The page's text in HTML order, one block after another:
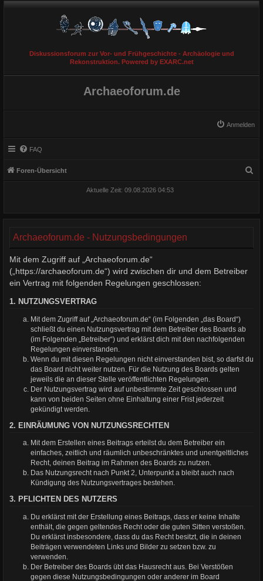
Diskussionsforum zur Vor- und Frühgeschichte - Archäologie und
Rekonstruktion. Powered by EXARC.net
Archaeoforum.de
Anmelden
FAQ
Foren-Übersicht
Aktuelle Zeit: 09.08.2026 04:53
Archaeoforum.de - Nutzungsbedingungen
Mit dem Zugriff auf „Archaeoforum.de“
(„https://archaeoforum.de“) wird zwischen dir und dem Betreiber
ein Vertrag mit folgenden Regelungen geschlossen:
1. NUTZUNGSVERTRAG
Mit dem Zugriff auf „Archaeoforum.de“ (im Folgenden „das Board“)
schließt du einen Nutzungsvertrag mit dem Betreiber des Boards ab
(im Folgenden „Betreiber“) und erklärst dich mit den nachfolgenden
Regelungen einverstanden.
Wenn du mit diesen Regelungen nicht einverstanden bist, so darfst du
das Board nicht weiter nutzen. Für die Nutzung des Boards gelten
jeweils die an dieser Stelle veröffentlichten Regelungen.
Der Nutzungsvertrag wird auf unbestimmte Zeit geschlossen und
kann von beiden Seiten ohne Einhaltung einer Frist jederzeit
gekündigt werden.
2. EINRÄUMUNG VON NUTZUNGSRECHTEN
Mit dem Erstellen eines Beitrags erteilst du dem Betreiber ein
einfaches, zeitlich und räumlich unbeschränktes und unentgeltliches
Recht, deinen Beitrag im Rahmen des Boards zu nutzen.
Das Nutzungsrecht nach Punkt 2, Unterpunkt a bleibt auch nach
Kündigung des Nutzungsvertrages bestehen.
3. PFLICHTEN DES NUTZERS
Du erklärst mit der Erstellung eines Beitrags, dass er keine Inhalte
enthält, die gegen geltendes Recht oder die guten Sitten verstoßen.
Du erklärst insbesondere, dass du das Recht besitzt, die in deinen
Beiträgen verwendeten Links und Bilder zu setzen bzw. zu
verwenden.
Der Betreiber des Boards übt das Hausrecht aus. Bei Verstößen
gegen diese Nutzungsbedingungen oder anderer im Board